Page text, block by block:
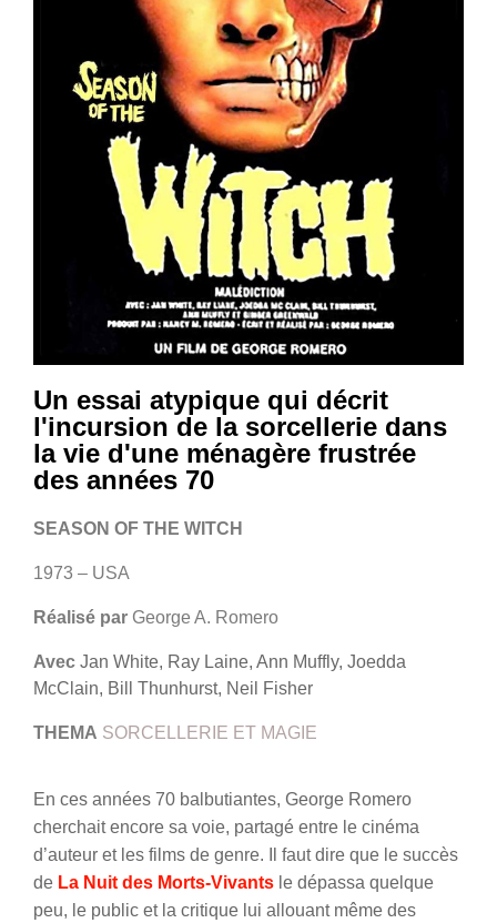
Un essai atypique qui décrit
l'incursion de la sorcellerie dans
la vie d'une ménagère frustrée
des années 70
SEASON OF THE WITCH
1973 – USA
Réalisé par George A. Romero
Avec Jan White, Ray Laine, Ann Muffly, Joedda
McClain, Bill Thunhurst, Neil Fisher
THEMA SORCELLERIE ET MAGIE
En ces années 70 balbutiantes, George Romero
cherchait encore sa voie, partagé entre le cinéma
d’auteur et les films de genre. Il faut dire que le succès
de La Nuit des Morts-Vivants le dépassa quelque
peu, le public et la critique lui allouant même des